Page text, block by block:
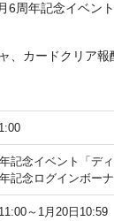
6周年記念イベン
、カードクリア報
記念イベント「ディ
記念ログインボー
～1月20日10:59